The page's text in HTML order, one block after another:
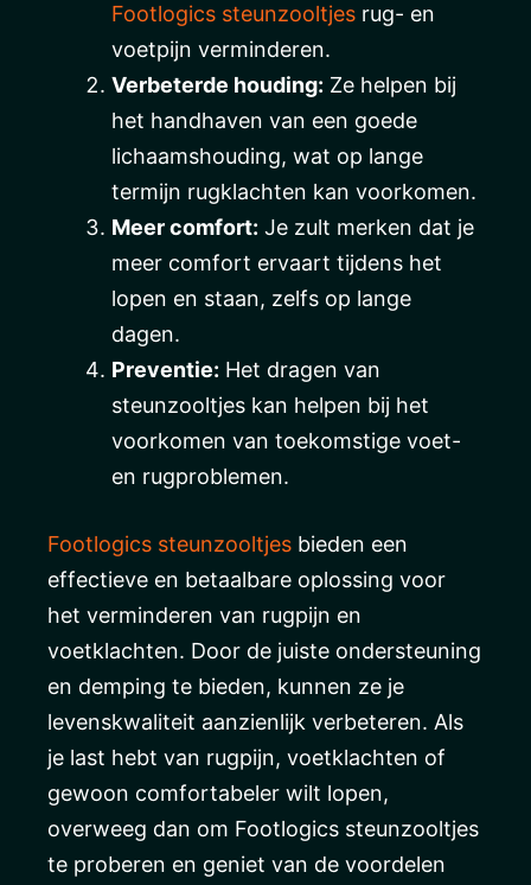
Footlogics steunzooltjes rug- en
voetpijn verminderen.
Verbeterde houding: Ze helpen bij
het handhaven van een goede
lichaamshouding, wat op lange
termijn rugklachten kan voorkomen.
Meer comfort: Je zult merken dat je
meer comfort ervaart tijdens het
lopen en staan, zelfs op lange
dagen.
Preventie: Het dragen van
steunzooltjes kan helpen bij het
voorkomen van toekomstige voet-
en rugproblemen.
Footlogics steunzooltjes bieden een
effectieve en betaalbare oplossing voor
het verminderen van rugpijn en
voetklachten. Door de juiste ondersteuning
en demping te bieden, kunnen ze je
levenskwaliteit aanzienlijk verbeteren. Als
je last hebt van rugpijn, voetklachten of
gewoon comfortabeler wilt lopen,
overweeg dan om Footlogics steunzooltjes
te proberen en geniet van de voordelen